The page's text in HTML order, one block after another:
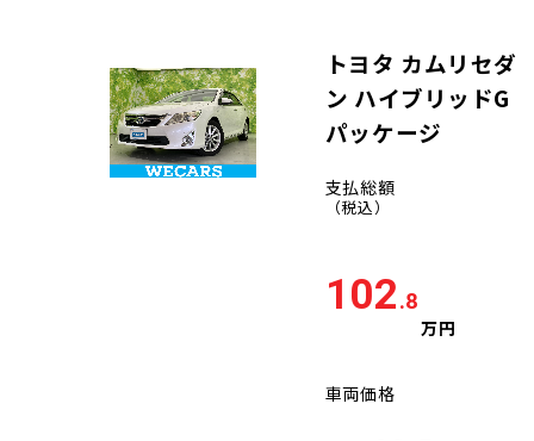
トヨタ カムリセダ
ン ハイブリッドG
パッケージ
支払総額
（税込）
102.8
万円
車両価格